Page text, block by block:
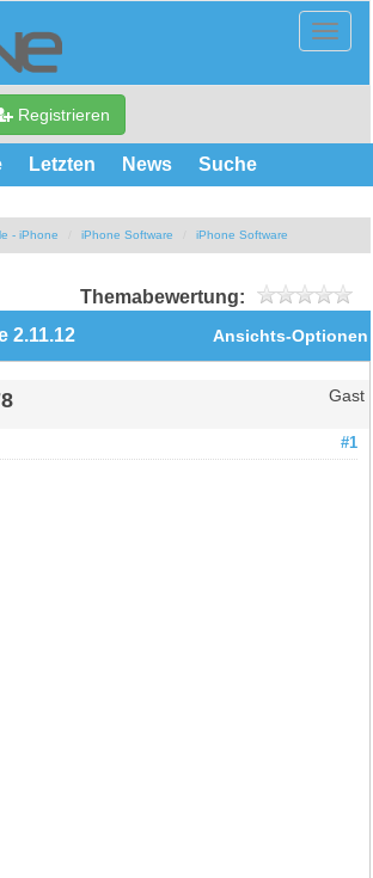
Registrieren
Letzten News Suche
- iPhone iPhone Software iPhone Software
Themabewertung:
Ansichts-Optionen
2.11.12
Gast
#1